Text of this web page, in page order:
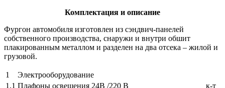
Комплектация и описание
Фургон автомобиля изготовлен из сэндвич-панелей
собственного производства, снаружи и внутри обшит
плакированным металлом и разделен на два отсека – жилой и
грузовой.
1
Электрооборудование
1.1 Плафоны освещения 24В /220 В
к-т